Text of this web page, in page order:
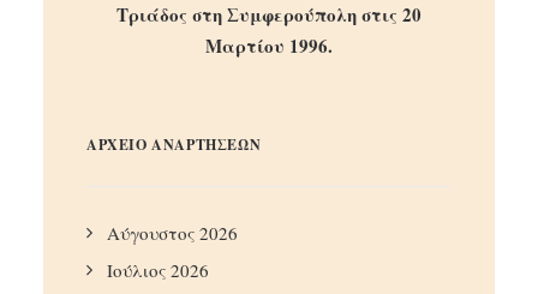
Τριάδος στη Συμφερούπολη στις 20
Μαρτίου 1996.
ΑΡΧΕΙΟ ΑΝΑΡΤΗΣΕΩΝ
Αύγουστος 2026
Ιούλιος 2026